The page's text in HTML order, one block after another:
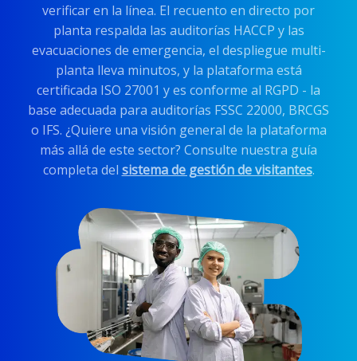
verificar en la línea. El recuento en directo por
planta respalda las auditorías HACCP y las
evacuaciones de emergencia, el despliegue multi-
planta lleva minutos, y la plataforma está
certificada ISO 27001 y es conforme al RGPD - la
base adecuada para auditorías FSSC 22000, BRCGS
o IFS. ¿Quiere una visión general de la plataforma
más allá de este sector? Consulte nuestra guía
completa del sistema de gestión de visitantes.